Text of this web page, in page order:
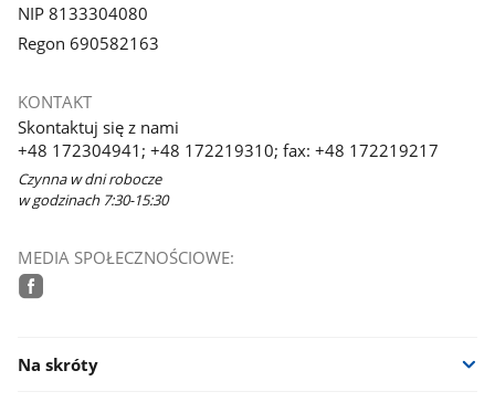
NIP 8133304080
Regon 690582163
KONTAKT
Skontaktuj się z nami
+48 172304941; +48 172219310; fax: +48 172219217
Czynna w dni robocze
w godzinach 7:30-15:30
MEDIA SPOŁECZNOŚCIOWE:
Na skróty